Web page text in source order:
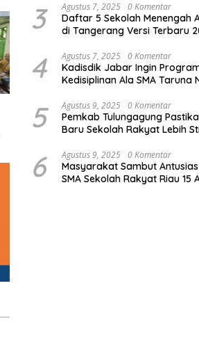
3 Agustus 7, 2025 0 Komentar
Daftar 5 Sekolah Menengah
di Tangerang Versi Terbaru
4 Agustus 7, 2025 0 Komentar
Kadisdik Jabar Ingin
Kedisiplinan Ala SMA Taruna
5 Agustus 9, 2025 0 Komentar
Pemkab Tulungagung
Baru Sekolah Rakyat Lebih
6 Agustus 9, 2025 0 Komentar
Masyarakat Sambut
SMA Sekolah Rakyat Riau 15